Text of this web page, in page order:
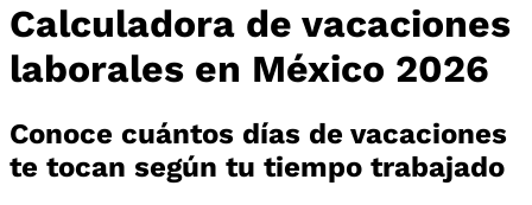
Calculadora de vacaciones
laborales en México 2026
Conoce cuántos días de vacaciones
te tocan según tu tiempo trabajado